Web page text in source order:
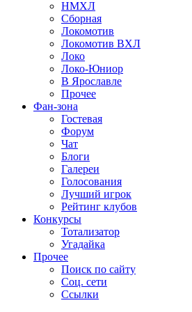
НМХЛ
Сборная
Локомотив
Локомотив ВХЛ
Локо
Локо-Юниор
В Ярославле
Прочее
Фан-зона
Гостевая
Форум
Чат
Блоги
Галереи
Голосования
Лучший игрок
Рейтинг клубов
Конкурсы
Тотализатор
Угадайка
Прочее
Поиск по сайту
Соц. сети
Ссылки